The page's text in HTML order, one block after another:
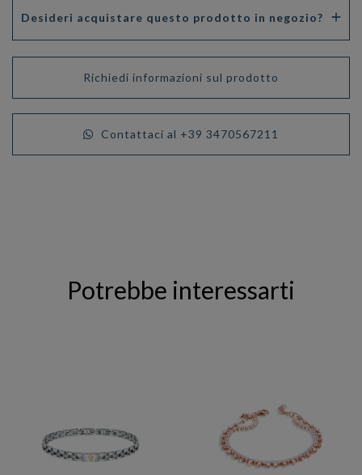
Desideri acquistare questo prodotto in negozio?
Richiedi informazioni sul prodotto
Contattaci al +39 3470567211
Potrebbe interessarti